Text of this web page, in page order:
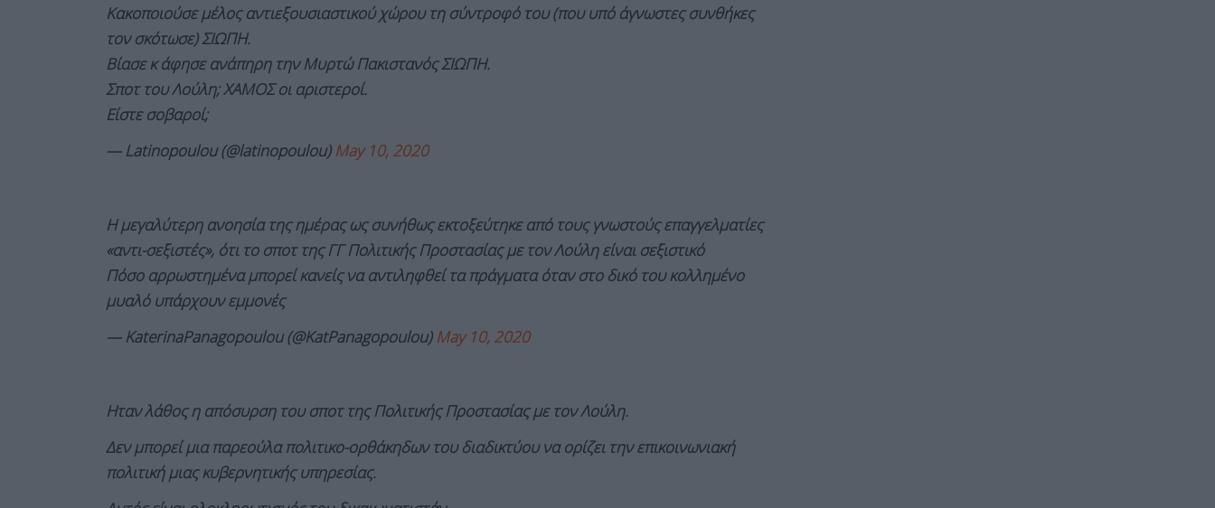
Κακοποιούσε μέλος αντιεξουσιαστικού χώρου τη σύντροφό του (που υπό άγνωστες συνθήκες
τον σκότωσε) ΣΙΩΠΗ.
Βίασε κ άφησε ανάπηρη την Μυρτώ Πακιστανός ΣΙΩΠΗ.
Σποτ του Λούλη; ΧΑΜΟΣ οι αριστεροί.
Είστε σοβαροί;
— Latinopoulou (@latinopoulou) May 10, 2020
Η μεγαλύτερη ανοησία της ημέρας ως συνήθως εκτοξεύτηκε από τους γνωστούς επαγγελματίες
«αντι-σεξιστές», ότι το σποτ της ΓΓ Πολιτικής Προστασίας με τον Λούλη είναι σεξιστικό
Πόσο αρρωστημένα μπορεί κανείς να αντιληφθεί τα πράγματα όταν στο δικό του κολλημένο
μυαλό υπάρχουν εμμονές
— KaterinaPanagopoulou (@KatPanagopoulou) May 10, 2020
Ηταν λάθος η απόσυρση του σποτ της Πολιτικής Προστασίας με τον Λούλη.
Δεν μπορεί μια παρεούλα πολιτικο-ορθάκηδων του διαδικτύου να ορίζει την επικοινωνιακή
πολιτική μιας κυβερνητικής υπηρεσίας.